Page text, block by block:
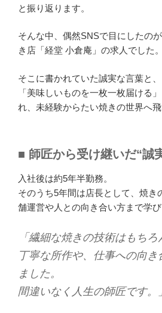
と振り返ります。
そんな中、偶然SNSで目にしたの
き店「経堂 小倉庵」の求人でした。
そこに書かれていた誠実な言葉と、
「美味しいものを一枚一枚届ける
れ、未経験からたい焼きの世界へ飛
■ 師匠から受け継いだ“誠
入社後は約5年半勤務。
そのうち5年間は店長として、焼き
舗運営や人との向き合い方まで学び
「繊細な焼きの技術はもちろ
丁寧な所作や、仕事への向き
ました。
間違いなく人生の師匠です。